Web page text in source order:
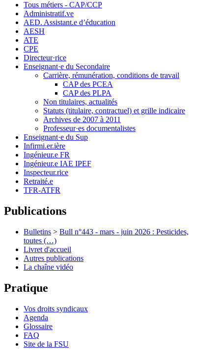
Tous métiers - CAP/CCP
Administratif.ve
AED. Assistant.e d’éducation
AESH
ATE
CPE
Directeur·rice
Enseignant·e du Secondaire
Carrière, rémunération, conditions de travail
CAP des PCEA
CAP des PLPA
Non titulaires, actualités
Statuts (titulaire, contractuel) et grille indicaire
Archives de 2007 à 2011
Professeur·es documentalistes
Enseignant·e du Sup
Infirmi.er.ière
Ingénieur.e FR
Ingénieur.e IAE IPEF
Inspecteur.rice
Retraité.e
TFR-ATFR
Publications
Bulletins > Bull n°443 - mars - juin 2026 : Pesticides,
toutes (…)
Livret d'accueil
Autres publications
La chaîne vidéo
Pratique
Vos droits syndicaux
Agenda
Glossaire
FAQ
Site de la FSU